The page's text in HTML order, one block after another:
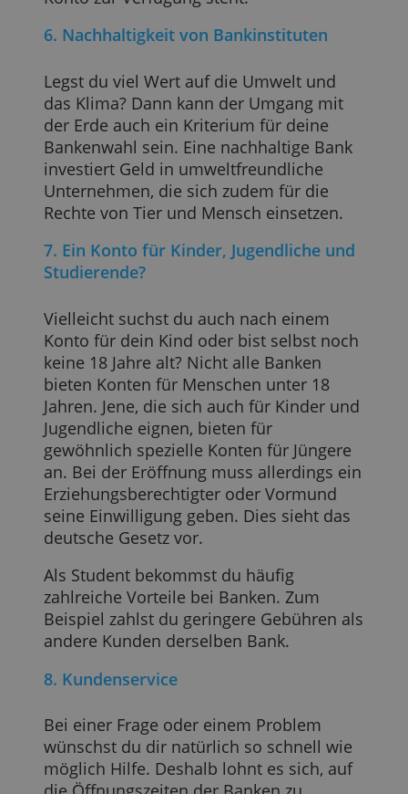
du überall (kontaktlos) bezahlen und
kostenlos Geld abheben. Wenn du im
Ausland oder online Einkäufe tätigen
willst, sind diese von Vorteil, da sie von
den meisten Läden und Onlineshops
akzeptiert werden.
Auch die neuen Onlinebanken bieten
häufig Visa- oder Mastercards an, selten
werden auch Maestro-Karten geboten.
Bezahlst du mit diesen Karten, so wird
Onlinekonto abgebucht. Die bei
Kreditkarten übliche Zahlung erst am
Ende des Monats gibt es bei
Onlinebanken also nicht und du siehst
jederzeit, wie viel Saldo noch auf deinem
Konto zur Verfügung steht.
6. Nachhaltigkeit von Bankinstituten
Legst du viel Wert auf die Umwelt und
das Klima? Dann kann der Umgang mit
der Erde auch ein Kriterium für deine
Bankenwahl sein. Eine nachhaltige Bank
investiert Geld in umweltfreundliche
Rechte von Tier und Mensch einsetzen.
7. Ein Konto für Kinder, Jugendliche und
Studierende?